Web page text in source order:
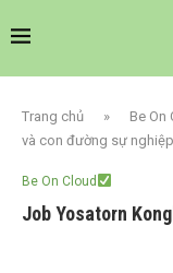
Trang chủ » Be On
và con đường sự nghiệp
Be On Cloud
Job Yosatorn